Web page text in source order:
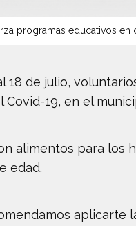
programas educativos
18 de julio,
19, en el
alimentos para los
edad.
aplicarte